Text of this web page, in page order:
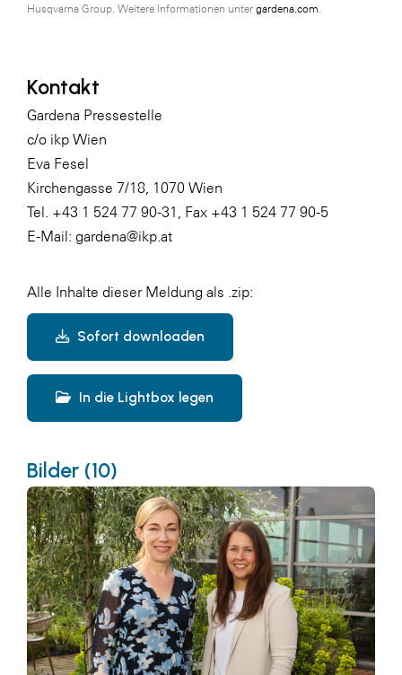
Husqvarna Group. Weitere Informationen unter gardena.com
Kontakt
Gardena Pressestelle
c/o ikp Wien
Eva Fesel
Kirchengasse 7/18, 1070 Wien
Tel. +43 1 524 77 90-31, Fax +43 1 524 77 90-5
E-Mail: gardena@ikp.at
Alle Inhalte dieser Meldung als .zip:
Sofort downloaden
In die Lightbox legen
Bilder (10)